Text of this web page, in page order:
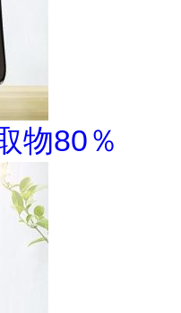
物80％